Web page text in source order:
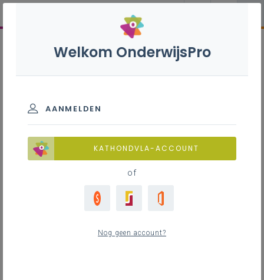
Welkom OnderwijsPro
AANMELDEN
KATHONDVLA-ACCOUNT
of
Nog geen account?